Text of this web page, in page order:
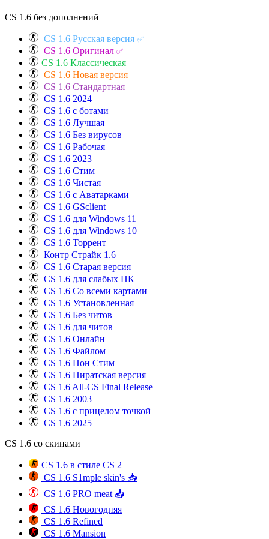
CS 1.6 без дополнений
CS 1.6 Русская версия ✅
CS 1.6 Оригинал ✅
CS 1.6 Классическая
CS 1.6 Новая версия
CS 1.6 Стандартная
CS 1.6 2024
CS 1.6 с ботами
CS 1.6 Лучшая
CS 1.6 Без вирусов
CS 1.6 Рабочая
CS 1.6 2023
CS 1.6 Стим
CS 1.6 Чистая
CS 1.6 с Аватарками
CS 1.6 GSclient
CS 1.6 для Windows 11
CS 1.6 для Windows 10
CS 1.6 Торрент
Контр Страйк 1.6
CS 1.6 Старая версия
CS 1.6 для слабых ПК
CS 1.6 Со всеми картами
CS 1.6 Установленная
CS 1.6 Без читов
CS 1.6 для читов
CS 1.6 Онлайн
CS 1.6 Файлом
CS 1.6 Нон Стим
CS 1.6 Пиратская версия
CS 1.6 All-CS Final Release
CS 1.6 2003
CS 1.6 с прицелом точкой
CS 1.6 2025
CS 1.6 со скинами
CS 1.6 в стиле CS 2
CS 1.6 S1mple skin's 📥
CS 1.6 PRO meat 📥
CS 1.6 Новогодняя
CS 1.6 Refined
CS 1.6 Mansion